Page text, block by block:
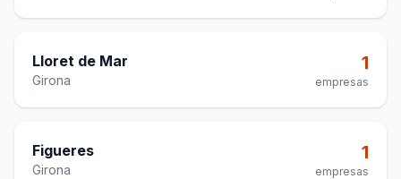
Lloret de Mar
Girona
1
empresas
Figueres
Girona
1
empresas